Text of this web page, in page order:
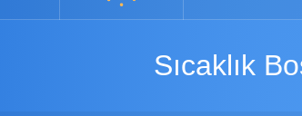
Sıcaklık